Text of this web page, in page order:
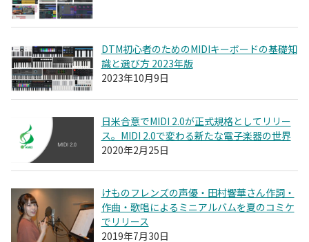
DTM初心者のためのMIDIキーボードの基礎知
識と選び方 2023年版
2023年10月9日
日米合意でMIDI 2.0が正式規格としてリリー
ス。MIDI 2.0で変わる新たな電子楽器の世界
2020年2月25日
けものフレンズの声優・田村響華さん作詞・
作曲・歌唱によるミニアルバムを夏のコミケ
でリリース
2019年7月30日